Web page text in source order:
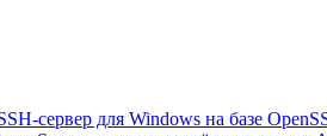
сервер для Windows на базе